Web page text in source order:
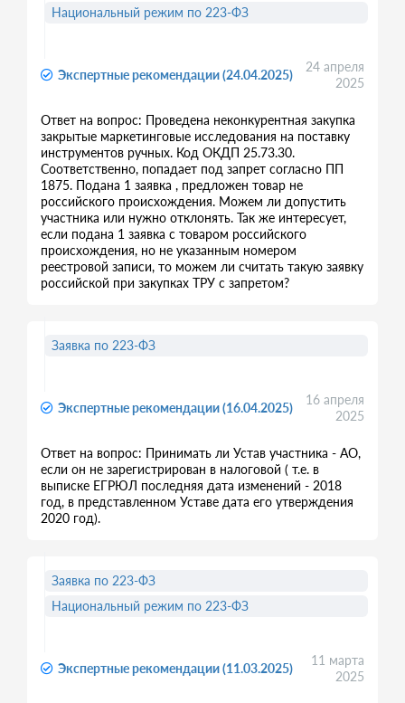
Экспертные рекомендации (24.04.2025)
24 апреля
2025
Ответ на вопрос: Проведена неконкурентная закупка
закрытые маркетинговые исследования на поставку
инструментов ручных. Код ОКДП 25.73.30.
Соответственно, попадает под запрет согласно ПП
1875. Подана 1 заявка , предложен товар не
российского происхождения. Можем ли допустить
участника или нужно отклонять. Так же интересует,
если подана 1 заявка с товаром российского
происхождения, но не указанным номером
реестровой записи, то можем ли считать такую заявку
российской при закупках ТРУ с запретом?
Национальный режим по 223-ФЗ
Экспертные рекомендации (16.04.2025)
16 апреля
2025
Ответ на вопрос: Принимать ли Устав участника - АО,
если он не зарегистрирован в налоговой ( т.е. в
выписке ЕГРЮЛ последняя дата изменений - 2018
год, в представленном Уставе дата его утверждения
2020 год).
Заявка по 223-ФЗ
Экспертные рекомендации (11.03.2025)
11 марта
2025
Заявка по 223-ФЗ
Национальный режим по 223-ФЗ